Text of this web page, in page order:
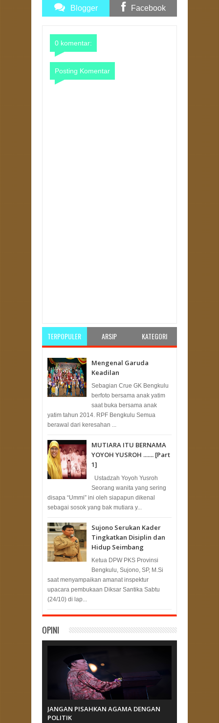
Blogger Facebook
0 komentar:
Posting Komentar
TERPOPULER ARSIP KATEGORI
Mengenal Garuda
Keadilan
Sebagian Crue GK Bengkulu
berfoto bersama anak yatim
saat buka bersama anak
yatim tahun 2014. RPF Bengkulu Semua
berawal dari keresahan ...
MUTIARA ITU BERNAMA
YOYOH YUSROH ....... [Part
1]
Ustadzah Yoyoh Yusroh
Seorang wanita yang sering
disapa “Ummi” ini oleh siapapun dikenal
sebagai sosok yang bak mutiara y...
Sujono Serukan Kader
Tingkatkan Disiplin dan
Hidup Seimbang
Ketua DPW PKS Provinsi
Bengkulu, Sujono, SP, M.Si
saat menyampaikan amanat inspektur
upacara pembukaan Diksar Santika Sabtu
(24/10) di lap...
OPINI
JANGAN PISAHKAN AGAMA DENGAN
POLITIK